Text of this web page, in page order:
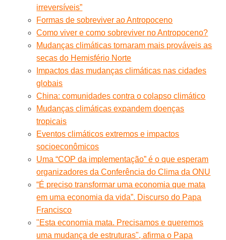
irreversíveis”
Formas de sobreviver ao Antropoceno
Como viver e como sobreviver no Antropoceno?
Mudanças climáticas tornaram mais prováveis as
secas do Hemisfério Norte
Impactos das mudanças climáticas nas cidades
globais
China: comunidades contra o colapso climático
Mudanças climáticas expandem doenças
tropicais
Eventos climáticos extremos e impactos
socioeconômicos
Uma “COP da implementação” é o que esperam
organizadores da Conferência do Clima da ONU
“É preciso transformar uma economia que mata
em uma economia da vida”. Discurso do Papa
Francisco
"Esta economia mata. Precisamos e queremos
uma mudança de estruturas", afirma o Papa